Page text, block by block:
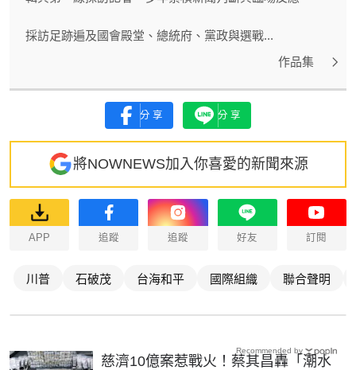
採訪足跡遍及國會殿堂、總統府、黨政與選戰...
作品集
分享 分享
將NOWNEWS加入你喜愛的新聞來源
APP 追蹤 追蹤 好友 訂閱
川普 石破茂 台海和平 國際組織 聯合聲明
慈濟10億案惹戰火！蔡其昌轟「潮水
Recommended by